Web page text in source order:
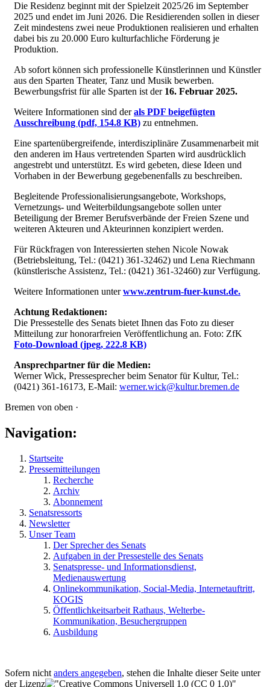
Die Residenz beginnt mit der Spielzeit 2025/26 im September
2025 und endet im Juni 2026. Die Residierenden sollen in dieser
Zeit mindestens zwei neue Produktionen realisieren und erhalten
dabei bis zu 20.000 Euro kulturfachliche Förderung je
Produktion.
Ab sofort können sich professionelle Künstlerinnen und Künstler
aus den Sparten Theater, Tanz und Musik bewerben.
Bewerbungsfrist für alle Sparten ist der 16. Februar 2025.
Weitere Informationen sind derals PDF beigefügten
Ausschreibung (pdf, 154.8 KB) zu entnehmen.
Eine spartenübergreifende, interdisziplinäre Zusammenarbeit mit
den anderen im Haus vertretenden Sparten wird ausdrücklich
angestrebt und unterstützt. Es wird gebeten, diese Ideen und
Vorhaben in der Bewerbung gegebenenfalls zu beschreiben.
Begleitende Professionalisierungsangebote, Workshops,
Vernetzungs- und Weiterbildungsangebote sollen unter
Beteiligung der Bremer Berufsverbände der Freien Szene und
weiteren Akteuren und Akteurinnen konzipiert werden.
Für Rückfragen von Interessierten stehen Nicole Nowak
(Betriebsleitung, Tel.: (0421) 361-32462) und Lena Riechmann
(künstlerische Assistenz, Tel.: (0421) 361-32460) zur Verfügung.
Weitere Informationen unterwww.zentrum-fuer-kunst.de.
Achtung Redaktionen:
Die Pressestelle des Senats bietet Ihnen das Foto zu dieser
Mitteilung zur honorarfreien Veröffentlichung an. Foto: ZfK
Foto-Download (jpeg, 222.8 KB)
Ansprechpartner für die Medien:
Werner Wick, Pressesprecher beim Senator für Kultur, Tel.:
(0421) 361-16173, E-Mail: werner.wick@kultur.bremen.de
Bremen von oben ·
Navigation:
Startseite
Pressemitteilungen
Recherche
Archiv
Abonnement
Senatsressorts
Newsletter
Unser Team
Der Sprecher des Senats
Aufgaben in der Pressestelle des Senats
Senatspresse- und Informationsdienst,
Medienauswertung
Onlinekommunikation, Social-Media, Internetauftritt,
KOGIS
Öffentlichkeitsarbeit Rathaus, Welterbe-
Kommunikation, Besuchergruppen
Ausbildung
Sofern nicht anders angegeben, stehen die Inhalte dieser Seite unter
der Lizenz